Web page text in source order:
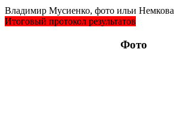
Владимир Мусиенко, фото ильи Немкова
Итоговый протокол результатов
Фото